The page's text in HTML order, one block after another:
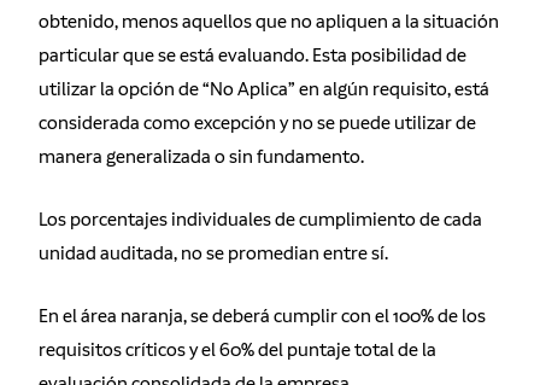
obtenido, menos aquellos que no apliquen a la situación
particular que se está evaluando. Esta posibilidad de
utilizar la opción de “No Aplica” en algún requisito, está
considerada como excepción y no se puede utilizar de
manera generalizada o sin fundamento.
Los porcentajes individuales de cumplimiento de cada
unidad auditada, no se promedian entre sí.
En el área naranja, se deberá cumplir con el 100% de los
requisitos críticos y el 60% del puntaje total de la